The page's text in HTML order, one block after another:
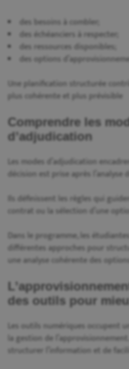
des besoins à combler;
des échéanciers à respecter;
des ressources disponibles;
des options
Une planification structurée
plus cohérente et plus prévisible
Comprendre les
d’adjudication
Les modes d’adjudication
décision est prise après l’analyse
Ils définissent les règles qui
contrat ou la sélection d’une
Dans le programme, les
différentes approches pour
une analyse cohérente des
des outils pour
Les outils numériques occupent
la gestion de
structurer l’information et de